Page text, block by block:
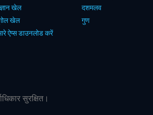
खेल
खेल
ऐप्स डाउनलोड करें
दशमलव
गुण
सुरक्षित।